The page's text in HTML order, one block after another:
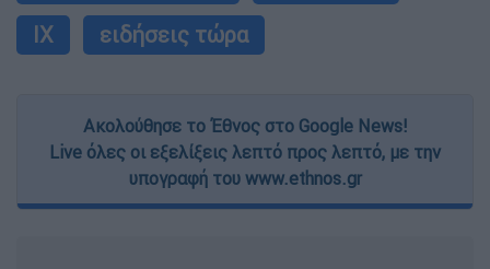
ΙΧ
ειδήσεις τώρα
Ακολούθησε το Έθνος στο Google News!
Live όλες οι εξελίξεις λεπτό προς λεπτό, με την
υπογραφή του www.ethnos.gr